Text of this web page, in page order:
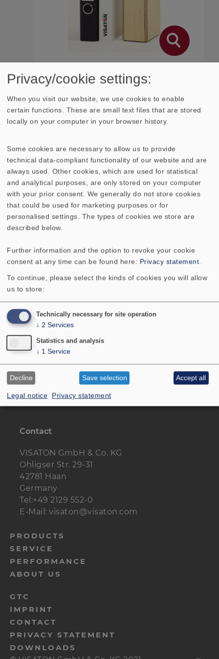
Image Hifi 6/2005
(...) Doch ab den oberen Grundtonlagen ist Ihre
Winzigkeit fix und flink bei der Musik und
seriöse Klangbild eines durchaus ernst zu
Sie eineVOX 80wohl niemals im harten
Dauerfeuer sind ganz bestimmt nicht ihr Ding.
(...) Aber ein Pärchen
VOX 80
auf dem
Schreibtisch, neben dem Computermonitor oder
auf der Fensterbank überträgt etliche
Betreiber. Selbst erlebt!
Contact
VISATON GmbH & Co. KG
Ohligser Str. 29-31
42781 Haan
Germany
Tel:+49 2129 552-0
E-Mail: visaton@visaton.com
menu-
footer-
navi-
en
PRODUCTS
SERVICE
PERFORMANCE
ABOUT US
menu-
footer-
meta-
en
GTC
IMPRINT
CONTACT
PRIVACY STATEMENT
DOWNLOADS
Privacy/cookie settings:
When you visit our website, we use cookies to enable
certain functions. These are small text files that are stored
locally on your computer in your browser history.
Some cookies are necessary to allow us to provide
technical data-compliant functionality of our website and are
always used. Other cookies, which are used for statistical
and analytical purposes, are only stored on your computer
with your prior consent. We generally do not store cookies
that could be used for marketing purposes or for
personalised settings. The types of cookies we store are
described below.
Further information and the option to revoke your cookie
consent at any time can be found here: Privacy statement.
To continue, please select the kinds of cookies you will allow
us to store:
Legal notice Privacy statement
Technically necessary for site operation
↓ 2 Services
Statistics and analysis
↓ 1 Service
Decline Save selection Accept all